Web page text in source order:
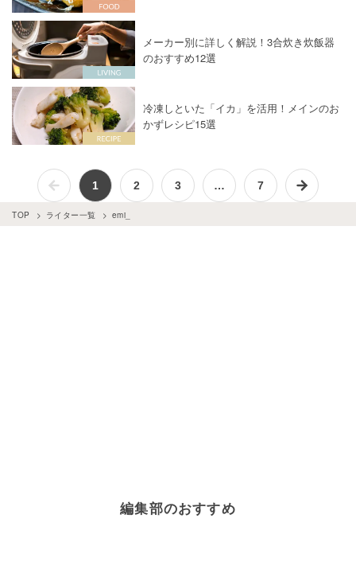
メーカー別に詳しく解説！3合炊き炊飯器
のおすすめ12選
冷凍しといた「イカ」を活用！メインのお
かずレシピ15選
1 2 3 … 7
TOP ライター一覧 emi_
編集部のおすすめ